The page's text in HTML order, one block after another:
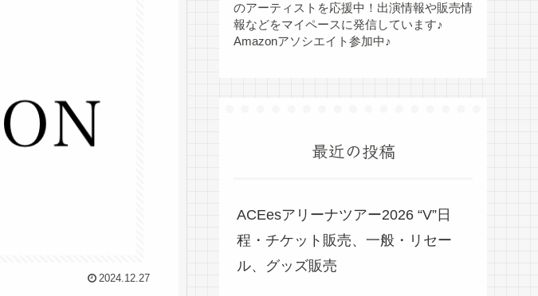
2024.12.27
のアーティストを応援中！出演情報や販売情
報などをマイペースに発信しています♪
Amazonアソシエイト参加中♪
最近の投稿
ACEesアリーナツアー2026 “V”日
程・チケット販売、一般・リセー
ル、グッズ販売